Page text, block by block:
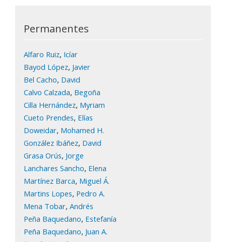
Permanentes
Alfaro Ruiz, Icíar
Bayod López, Javier
Bel Cacho, David
Calvo Calzada, Begoña
Cilla Hernández, Myriam
Cueto Prendes, Elías
Doweidar, Mohamed H.
González Ibáñez, David
Grasa Orús, Jorge
Lanchares Sancho, Elena
Martínez Barca, Miguel Á.
Martins Lopes, Pedro A.
Mena Tobar,Andrés
Peña Baquedano, Estefanía
Peña Baquedano, Juan A.